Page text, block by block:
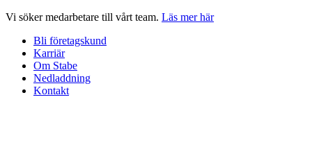
Hoppa
innehåll
Vi söker medarbetare till vårt team. Läs mer här
Bli företagskund
Karriär
Om Stabe
Nedladdning
Kontakt